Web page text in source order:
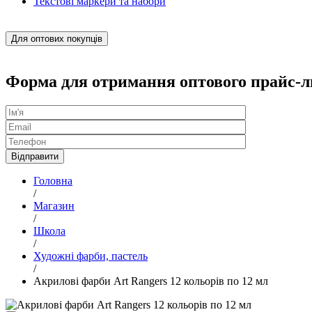
Для оптових покупців
Форма для отримання оптового прайс-
Головна
/
Магазин
/
Школа
/
Художні фарби, пастель
/
Акрилові фарби Art Rangers 12 кольорів по 12 мл